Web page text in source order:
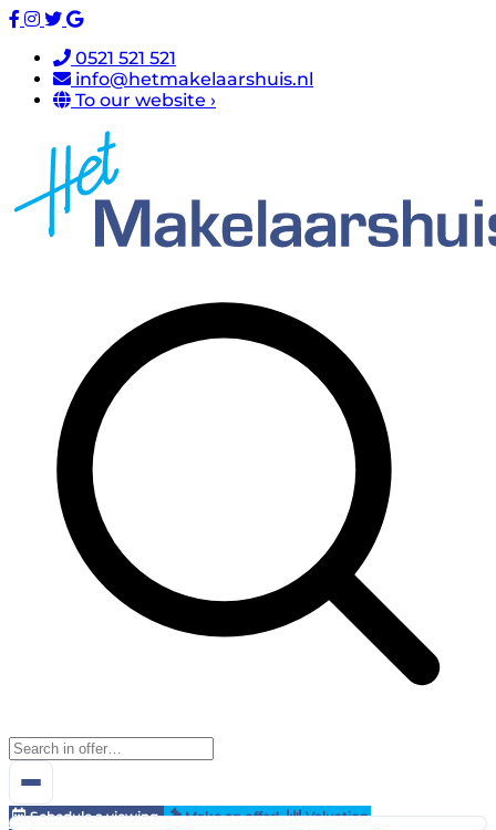
0521 521 521
info@hetmakelaarshuis.nl
To our website ›
Schedule a viewing Make an offer!
Valuation